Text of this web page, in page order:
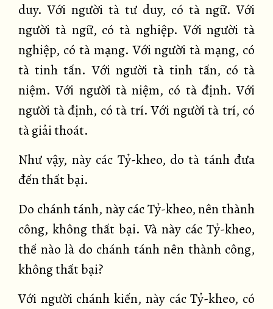
duy. Với người tà tư duy, có tà ngữ. Với
người tà ngữ, có tà nghiệp. Với người tà
nghiệp, có tà mạng. Với người tà mạng, có
tà tinh tấn. Với người tà tinh tấn, có tà
niệm. Với người tà niệm, có tà định. Với
người tà định, có tà trí. Với người tà trí, có
tà giải thoát.
Như vậy, này các Tỷ-kheo, do tà tánh đưa
đến thất bại.
Do chánh tánh, này các Tỷ-kheo, nên thành
công, không thất bại. Và này các Tỷ-kheo,
thế nào là do chánh tánh nên thành công,
không thất bại?
Với người chánh kiến, này các Tỷ-kheo, có